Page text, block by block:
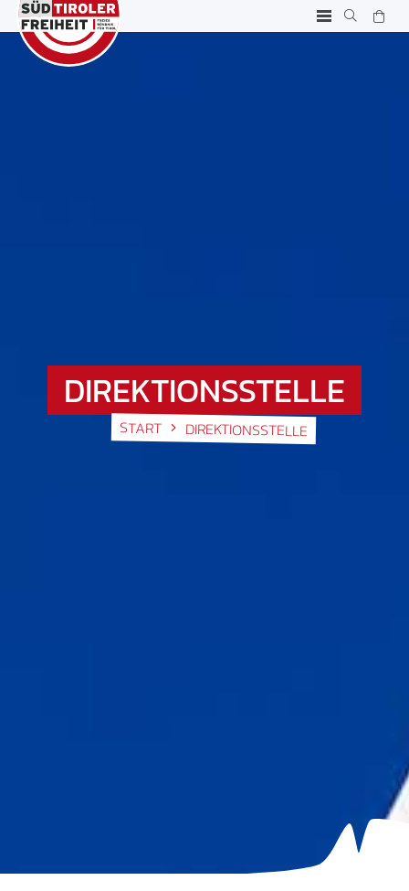
DIREKTIONSSTELLE
START DIREKTIONSSTELLE